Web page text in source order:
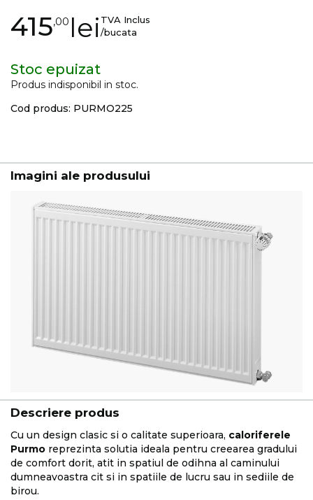
Skip
to
beginning
of
images
415,00 leiTVA Inclus
/bucata
Stoc epuizat
Produs indisponibil in stoc.
Cod produs: PURMO225
Imagini ale produsului
Descriere produs
Cu un design clasic si o calitate superioara, caloriferele
Purmo reprezinta solutia ideala pentru creearea gradului
de comfort dorit, atit in spatiul de odihna al caminului
dumneavoastra cit si in spatiile de lucru sau in sediile de
birou.